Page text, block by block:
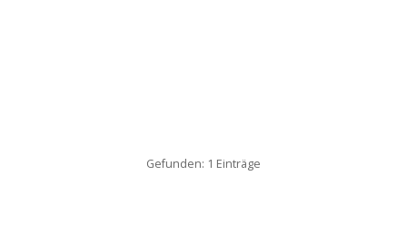
Gefunden: 1 Einträge